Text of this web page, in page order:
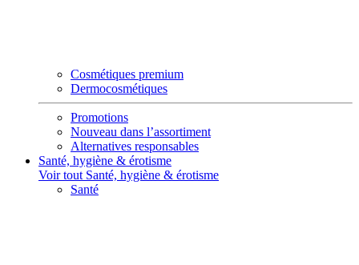
Cosmétiques premium
Dermocosmétiques
Promotions
Nouveau dans l’assortiment
Alternatives responsables
Santé, hygiène & érotisme
Voir tout Santé, hygiène & érotisme
Santé